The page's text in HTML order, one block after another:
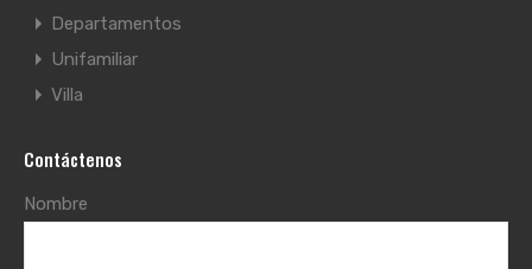
Departamentos
Unifamiliar
Villa
Contáctenos
Nombre